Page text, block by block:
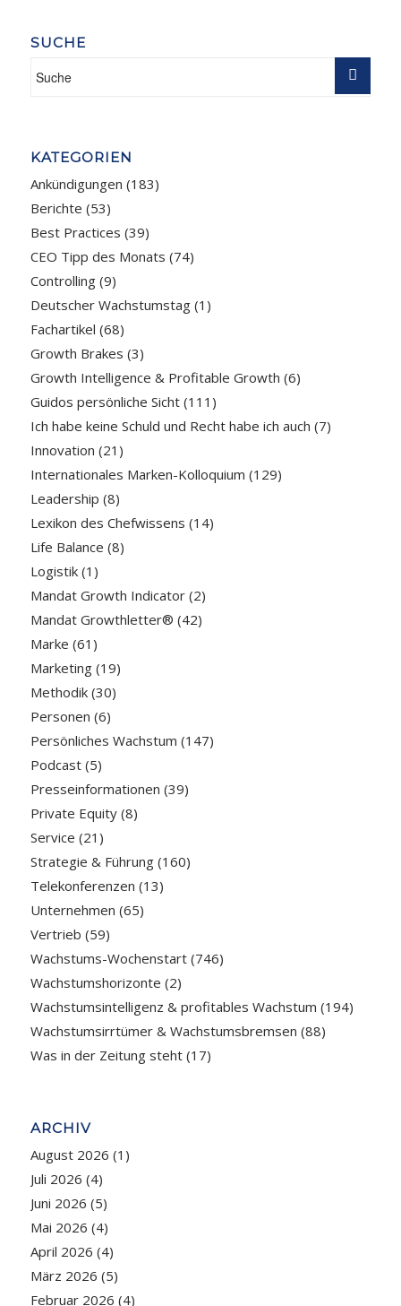
SUCHE
KATEGORIEN
Ankündigungen (183)
Berichte (53)
Best Practices (39)
CEO Tipp des Monats (74)
Controlling(9)
Deutscher Wachstumstag(1)
Fachartikel (68)
Growth Brakes (3)
Growth Intelligence & Profitable Growth (6)
Guidos persönliche Sicht(111)
Ich habe keine Schuld und Recht habe ich auch (7)
Innovation (21)
Internationales Marken-Kolloquium (129)
Leadership (8)
Lexikon des Chefwissens (14)
Life Balance (8)
Logistik(1)
Mandat Growth Indicator(2)
Mandat Growthletter® (42)
Marke (61)
Marketing(19)
Methodik(30)
Personen (6)
Persönliches Wachstum (147)
Podcast(5)
Presseinformationen (39)
Private Equity(8)
Service (21)
Strategie & Führung(160)
Telekonferenzen (13)
Unternehmen (65)
Vertrieb (59)
Wachstums-Wochenstart(746)
Wachstumshorizonte (2)
Wachstumsintelligenz & profitables Wachstum (194)
Wachstumsirrtümer & Wachstumsbremsen (88)
Was in der Zeitung steht(17)
ARCHIV
August 2026 (1)
Juli 2026 (4)
Juni 2026 (5)
Mai 2026 (4)
April 2026 (4)
März 2026 (5)
Februar 2026 (4)